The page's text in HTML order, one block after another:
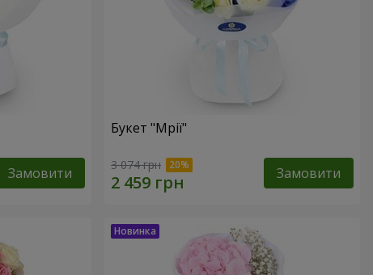
Замовити
Букет "Мрії"
3 074 грн Замовити